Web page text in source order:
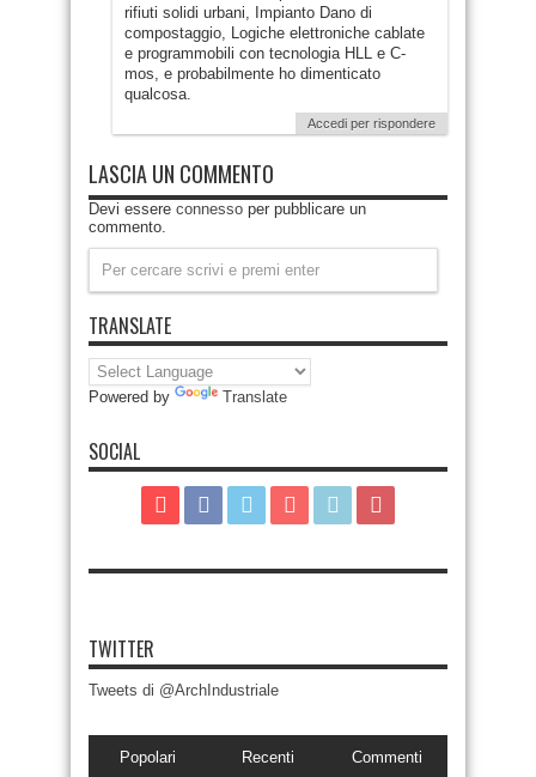
rifiuti solidi urbani, Impianto Dano di
compostaggio, Logiche elettroniche cablate
e programmobili con tecnologia HLL e C-
mos, e probabilmente ho dimenticato
qualcosa.
Accedi per rispondere
LASCIA UN COMMENTO
Devi essere connesso per pubblicare un
commento.
TRANSLATE
Powered by Translate
SOCIAL
TWITTER
Tweets di @ArchIndustriale
Popolari Recenti Commenti